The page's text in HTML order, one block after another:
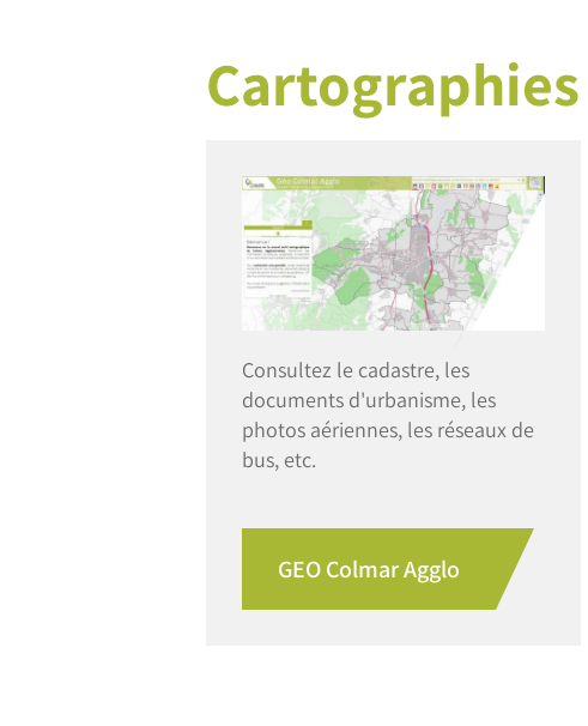
Image
Consultez le cadastre, les
documents d'urbanisme, les
photos aériennes, les réseaux de
bus, etc.
GEO Colmar Agglo